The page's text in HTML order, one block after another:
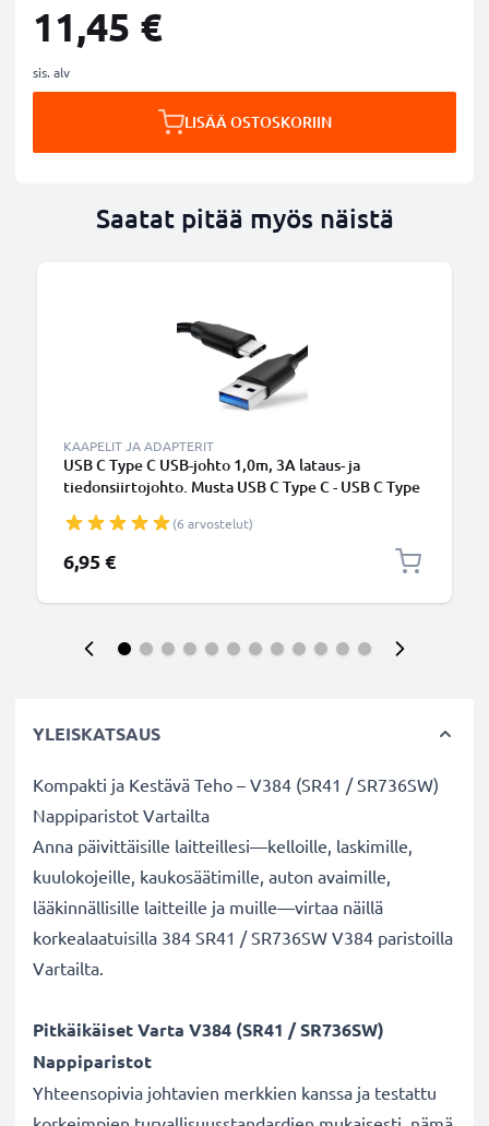
11,45 €
sis. alv
LISÄÄ OSTOSKORIIN
Saatat pitää myös näistä
KAAPELIT JA ADAPTERIT
USB C Type C USB-johto 1,0m, 3A lataus- ja
tiedonsiirtojohto. Musta USB C Type C - USB C Type
(6 arvostelut)
6,95 €
YLEISKATSAUS
Kompakti ja Kestävä Teho – V384 (SR41 / SR736SW)
Nappiparistot Vartailta
Anna päivittäisille laitteillesi—kelloille, laskimille,
kuulokojeille, kaukosäätimille, auton avaimille,
lääkinnällisille laitteille ja muille—virtaa näillä
korkealaatuisilla 384 SR41 / SR736SW V384 paristoilla
Vartailta.
Pitkäikäiset Varta V384 (SR41 / SR736SW)
Nappiparistot
Yhteensopivia johtavien merkkien kanssa ja testattu